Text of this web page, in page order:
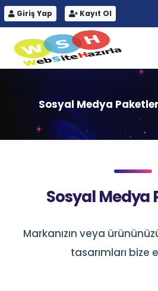
Giriş Yap Kayıt Ol
Sosyal Medya
Sosyal Medya
Markanızın veya
tasarımları bize